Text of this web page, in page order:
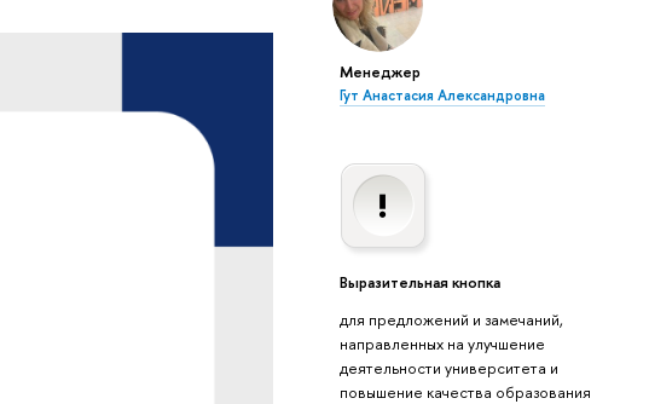
Менеджер
Гут Анастасия Александровна
Выразительная кнопка
для предложений и замечаний,
направленных на улучшение
деятельности университета и
повышение качества образования